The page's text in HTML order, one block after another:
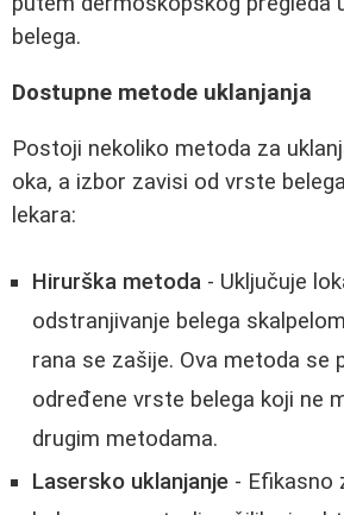
belega.
Dostupne metode uklanjanja
Postoji nekoliko metoda za
oka, a izbor zavisi od vrste
lekara:
Hirurška metoda - Uključuje
odstranjivanje belega
rana se zašije. Ova metoda se
određene vrste belega koji ne
drugim metodama.
Lasersko uklanjanje - Efikasno